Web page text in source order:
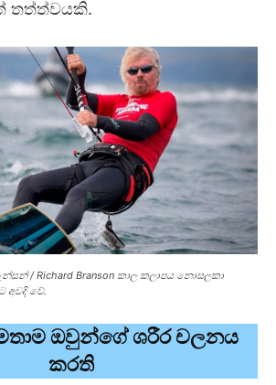
තත්ත්වයකි.
/ Richard Branson කාල කලාපය නොසලකා
අවදි වේ.
ඔවුන්ගේ ශරීර චලනය
කරති